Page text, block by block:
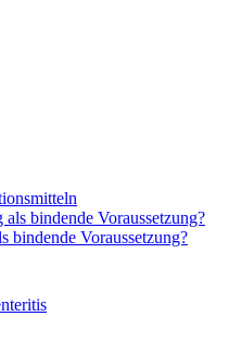
Voraussetzung?